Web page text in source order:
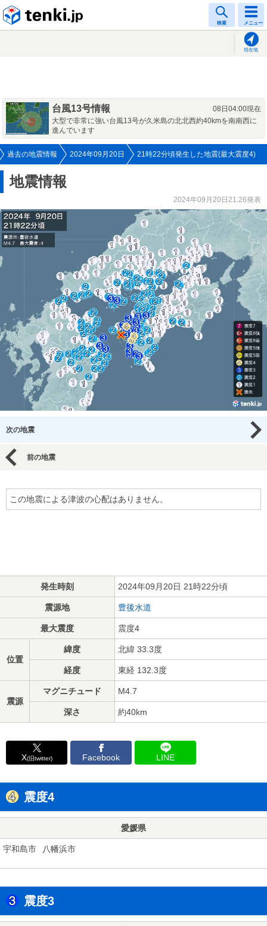
検索 メニュー
現在地
台風13号情報
08日04:00現在
大型で非常に強い台風13号が久米島の北北西約40kmを南南西に
進んでいます
過去の地震情報 2024年09月20日 21時22分頃発生した地震(最大震度4)
地震情報
2024年09月20日21:26発表
次の地震
前の地震
この地震による津波の心配はありません。
発生時刻 2024年09月20日 21時22分頃
震源地 豊後水道
最大震度 震度4
位置
緯度 北緯 33.3度
経度 東経 132.3度
震源
マグニチュード M4.7
深さ 約40km
X(旧twitter) Facebook LINE
震度4
愛媛県
宇和島市 八幡浜市
震度3